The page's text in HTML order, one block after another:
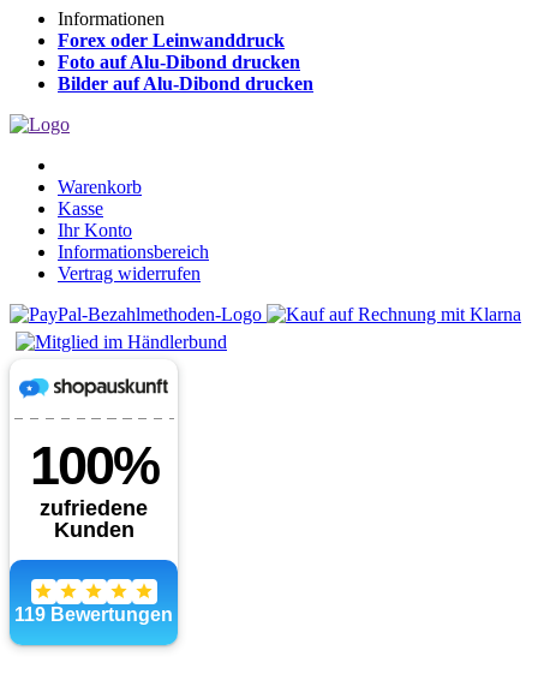
Informationen
Forex oder Leinwanddruck
Foto auf Alu-Dibond drucken
Bilder auf Alu-Dibond drucken
Warenkorb
Kasse
Ihr Konto
Informationsbereich
Vertrag widerrufen